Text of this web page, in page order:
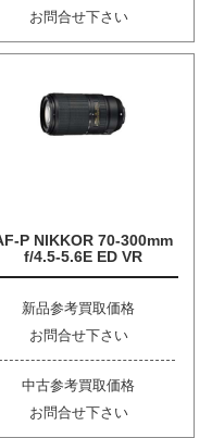
お問合せ下さい
P NIKKOR 70-300mm
f/4.5-5.6E ED VR
新品参考買取価格
お問合せ下さい
中古参考買取価格
お問合せ下さい